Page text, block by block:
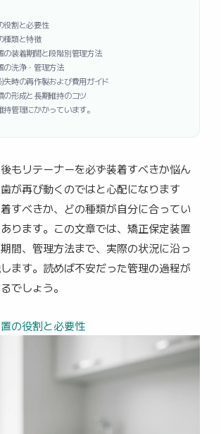
役割と必要性
種類と特徴
の装着期間と段階別管理方法
の洗浄・管理方法
失時の再作製および費用ガイド
の形成と長期維持のコツ
管理にかかっています。
もリテーナーを必ず装着すべきか悩ん
が再び動くのではと心配になります
すべきか、どの種類が自分に合ってい
ります。この文章では、矯正保定装置
間、管理方法まで、実際の状況に沿っ
ます。読めば不安だった管理の過程が
でしょう。
の役割と必要性